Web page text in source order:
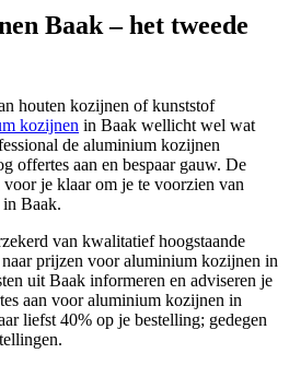
Baak – het tweede
houten kozijnen of kunststof
kozijnen in Baak wellicht wel wat
de aluminium kozijnen
offertes aan en bespaar gauw. De
je klaar om je te voorzien van
Baak.
van kwalitatief hoogstaande
prijzen voor aluminium kozijnen in
uit Baak informeren en adviseren je
aan voor aluminium kozijnen in
liefst 40% op je bestelling; gedegen